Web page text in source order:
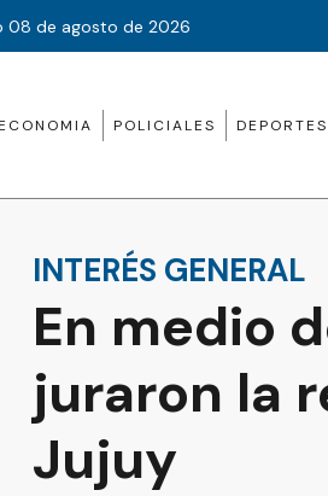
08 de agosto de 2026
POLICIALES DEPORTES
INTERÉS GENERAL
En medio
juraron la
Jujuy